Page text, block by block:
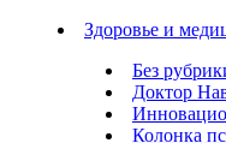
Здоровье и
Без
Доктор
Колонка